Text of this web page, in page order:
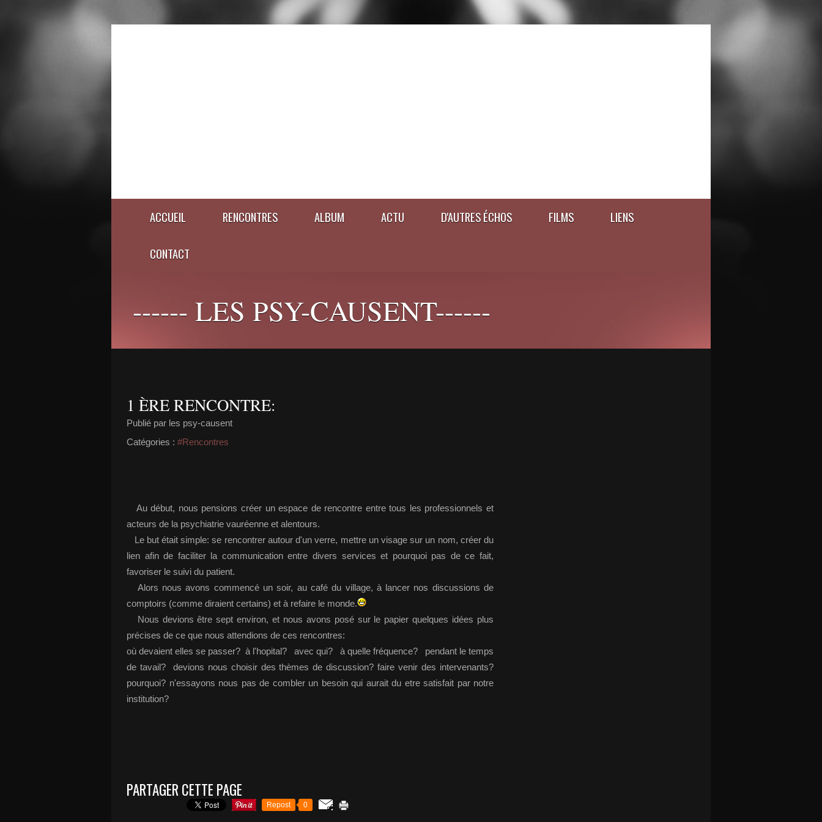
ACCUEIL RENCONTRES ALBUM ACTU D'AUTRES ÉCHOS FILMS LIENS
CONTACT
------ LES PSY-CAUSENT------
1 ÈRE RENCONTRE:
Publié par les psy-causent
Catégories : #Rencontres
Au début, nous pensions créer un espace de rencontre entre tous les professionnels et
acteurs de la psychiatrie vauréenne et alentours.
Le but était simple: se rencontrer autour d'un verre, mettre un visage sur un nom, créer du
lien afin de faciliter la communication entre divers services et pourquoi pas de ce fait,
favoriser le suivi du patient.
Alors nous avons commencé un soir, au café du village, à lancer nos discussions de
comptoirs (comme diraient certains) et à refaire le monde.
Nous devions être sept environ, et nous avons posé sur le papier quelques idées plus
précises de ce que nous attendions de ces rencontres:
où devaient elles se passer? à l'hopital? avec qui? à quelle fréquence? pendant le temps
de tavail? devions nous choisir des thèmes de discussion? faire venir des intervenants?
pourquoi? n'essayons nous pas de combler un besoin qui aurait du etre satisfait par notre
institution?
PARTAGER CETTE PAGE
Repost 0